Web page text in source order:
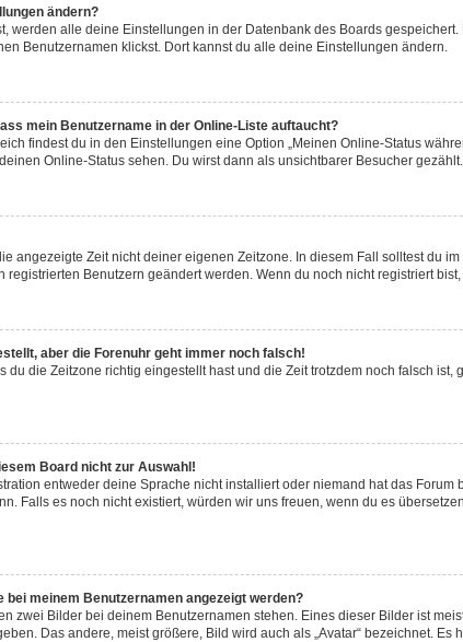
ändern?
werden alle deine Einstellungen in der Datenbank des Boards
Benutzernamen klickst. Dort kannst du alle deine Einstellungen ändern.
mein Benutzername in der Online-Liste auftaucht?
findest du in den Einstellungen eine Option „Meinen Online-Status
Online-Status sehen. Du wirst dann als unsichtbarer Besucher gezählt.
angezeigte Zeit nicht deiner eigenen Zeitzone. In diesem Fall solltest du
registrierten Benutzern geändert werden. Wenn du noch nicht registriert
aber die Forenuhr geht immer noch falsch!
du die Zeitzone richtig eingestellt hast und die Zeit trotzdem noch falsch
Board nicht zur Auswahl!
entweder deine Sprache nicht installiert oder niemand hat das
Falls es noch nicht existiert, würden wir uns freuen, wenn du es
bei meinem Benutzernamen angezeigt werden?
zwei Bilder bei deinem Benutzernamen stehen. Eines dieser Bilder ist
Das andere, meist größere, Bild wird auch als „Avatar“ bezeichnet.